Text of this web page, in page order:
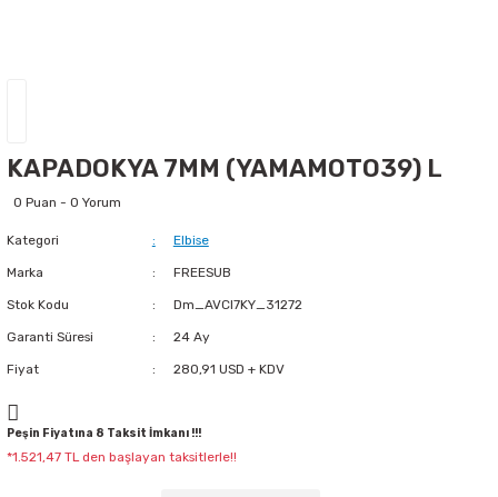
KAPADOKYA 7MM (YAMAMOTO39) L
0 Puan - 0 Yorum
Kategori Elbise
Marka FREESUB
Stok Kodu Dm_AVCI7KY_31272
Garanti Süresi 24 Ay
Fiyat 280,91 USD + KDV
Peşin Fiyatına 8 Taksit İmkanı !!!
*1.521,47 TL den başlayan taksitlerle!!